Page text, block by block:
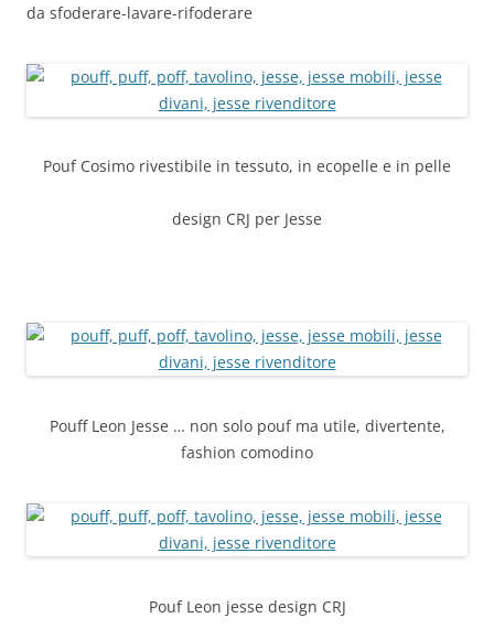
da sfoderare-lavare-rifoderare
Pouf Cosimo rivestibile in tessuto, in ecopelle e in pelle
design CRJ per Jesse
Pouff Leon Jesse … non solo pouf ma utile, divertente,
fashion comodino
Pouf Leon jesse design CRJ